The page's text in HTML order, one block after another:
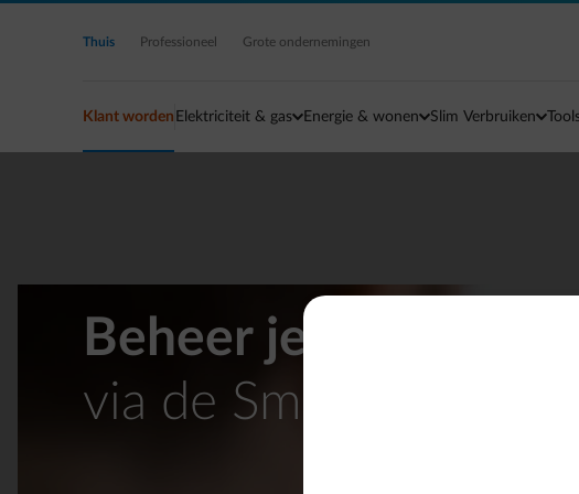
Ga naar de hoofdinhoud
Thuis Professioneel Grote ondernemingen
Klant worden Elektriciteit & gas Energie & wonen Slim Verbruiken
Beheer je verbruik
via de Smart App en